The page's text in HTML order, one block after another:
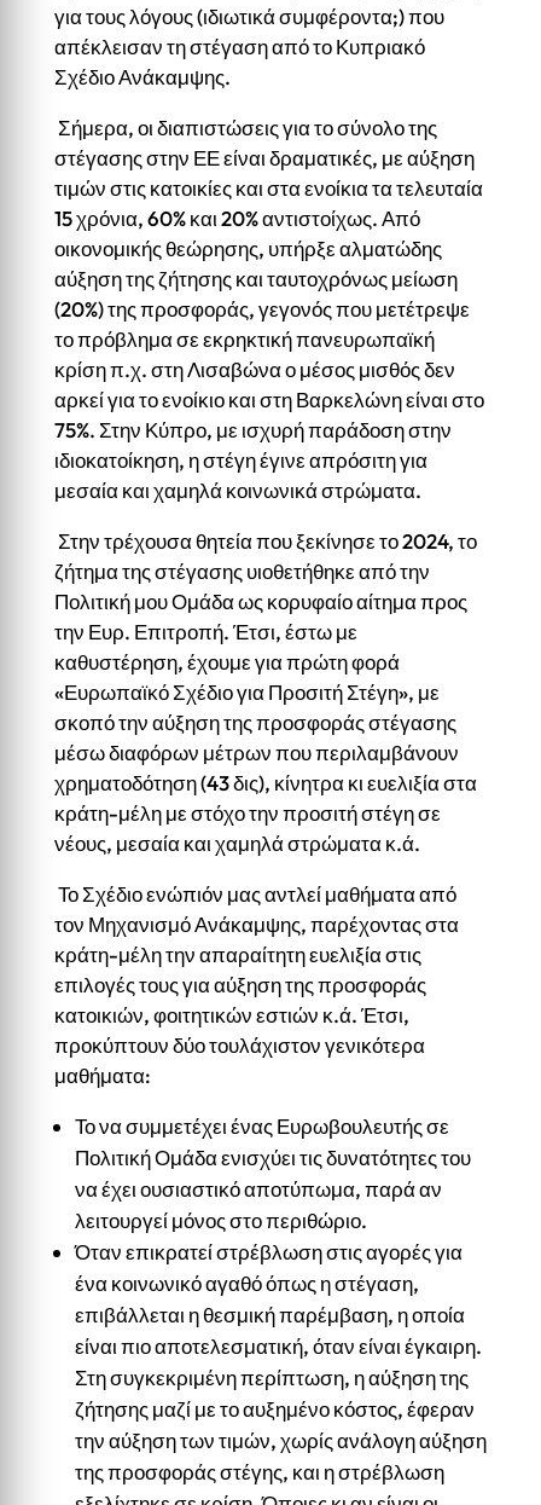
για τους λόγους (ιδιωτικά συμφέροντα;) που
απέκλεισαν τη στέγαση από το Κυπριακό
Σχέδιο Ανάκαμψης.
Σήμερα, οι διαπιστώσεις για το σύνολο της
στέγασης στην ΕΕ είναι δραματικές, με αύξηση
τιμών στις κατοικίες και στα ενοίκια τα τελευταία
15 χρόνια, 60% και 20% αντιστοίχως. Από
οικονομικής θεώρησης, υπήρξε αλματώδης
αύξηση της ζήτησης και ταυτοχρόνως μείωση
(20%) της προσφοράς, γεγονός που μετέτρεψε
το πρόβλημα σε εκρηκτική πανευρωπαϊκή
κρίση π.χ. στη Λισαβώνα ο μέσος μισθός δεν
αρκεί για το ενοίκιο και στη Βαρκελώνη είναι στο
75%. Στην Κύπρο, με ισχυρή παράδοση στην
ιδιοκατοίκηση, η στέγη έγινε απρόσιτη για
μεσαία και χαμηλά κοινωνικά στρώματα.
Στην τρέχουσα θητεία που ξεκίνησε το 2024, το
ζήτημα της στέγασης υιοθετήθηκε από την
Πολιτική μου Ομάδα ως κορυφαίο αίτημα προς
την Ευρ. Επιτροπή. Έτσι, έστω με
καθυστέρηση, έχουμε για πρώτη φορά
«Ευρωπαϊκό Σχέδιο για Προσιτή Στέγη», με
σκοπό την αύξηση της προσφοράς στέγασης
μέσω διαφόρων μέτρων που περιλαμβάνουν
χρηματοδότηση (43 δις), κίνητρα κι ευελιξία στα
κράτη-μέλη με στόχο την προσιτή στέγη σε
νέους, μεσαία και χαμηλά στρώματα κ.ά.
Το Σχέδιο ενώπιόν μας αντλεί μαθήματα από
τον Μηχανισμό Ανάκαμψης, παρέχοντας στα
κράτη-μέλη την απαραίτητη ευελιξία στις
επιλογές τους για αύξηση της προσφοράς
κατοικιών, φοιτητικών εστιών κ.ά. Έτσι,
προκύπτουν δύο τουλάχιστον γενικότερα
μαθήματα:
Το να συμμετέχει ένας Ευρωβουλευτής σε
Πολιτική Ομάδα ενισχύει τις δυνατότητες του
να έχει ουσιαστικό αποτύπωμα, παρά αν
λειτουργεί μόνος στο περιθώριο.
Όταν επικρατεί στρέβλωση στις αγορές για
ένα κοινωνικό αγαθό όπως η στέγαση,
επιβάλλεται η θεσμική παρέμβαση, η οποία
είναι πιο αποτελεσματική, όταν είναι έγκαιρη.
Στη συγκεκριμένη περίπτωση, η αύξηση της
ζήτησης μαζί με το αυξημένο κόστος, έφεραν
την αύξηση των τιμών, χωρίς ανάλογη αύξηση
της προσφοράς στέγης, και η στρέβλωση